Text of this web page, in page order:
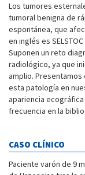
Los tumores
tumoral benigna de
espontánea, que
en inglés es SELSTOC
Suponen un reto
radiológico, ya que
amplio.
esta patología en
apariencia
frecuencia en la
CASO CLÍNICO
Paciente varón de 9